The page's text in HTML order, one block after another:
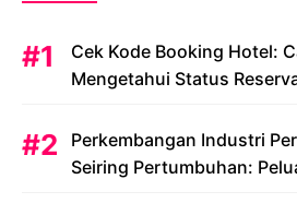
Cek Kode Booking Hotel:
Mengetahui Status
Perkembangan Industri
Seiring Pertumbuhan: